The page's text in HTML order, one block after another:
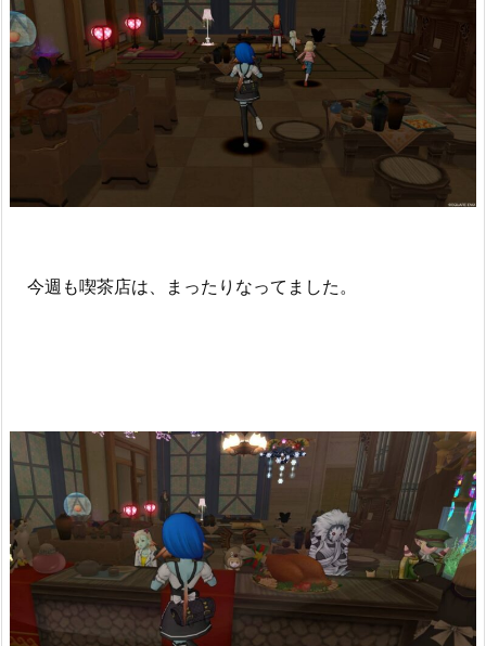
今週も喫茶店は、まったりなってました。